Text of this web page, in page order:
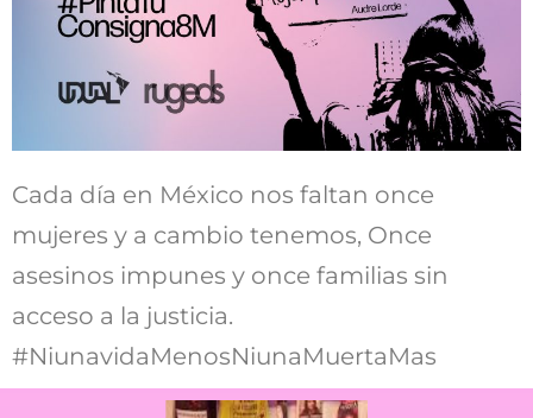
Cada día en México nos faltan once
mujeres y a cambio tenemos, Once
asesinos impunes y once familias sin
acceso a la justicia.
#NiunavidaMenosNiunaMuertaMas